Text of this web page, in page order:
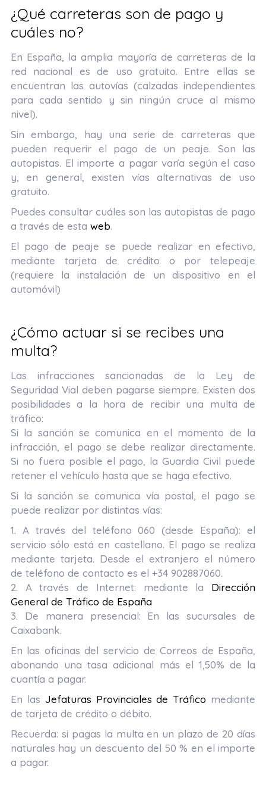
¿Qué carreteras son de pago y
cuáles no?
En España, la amplia mayoría de carreteras de la
red nacional es de uso gratuito. Entre ellas se
encuentran las autovías (calzadas independientes
para cada sentido y sin ningún cruce al mismo
nivel).
Sin embargo, hay una serie de carreteras que
pueden requerir el pago de un peaje. Son las
autopistas. El importe a pagar varía según el caso
y, en general, existen vías alternativas de uso
gratuito.
Puedes consultar cuáles son las autopistas de pago
a través de esta web.
El pago de peaje se puede realizar en efectivo,
mediante tarjeta de crédito o por telepeaje
(requiere la instalación de un dispositivo en el
automóvil)
¿Cómo actuar si se recibes una
multa?
Las infracciones sancionadas de la Ley de
Seguridad Vial deben pagarse siempre. Existen dos
posibilidades a la hora de recibir una multa de
tráfico:
Si la sanción se comunica en el momento de la
infracción, el pago se debe realizar directamente.
Si no fuera posible el pago, la Guardia Civil puede
retener el vehículo hasta que se haga efectivo.
Si la sanción se comunica vía postal, el pago se
puede realizar por distintas vías:
1. A través del teléfono 060 (desde España): el
servicio sólo está en castellano. El pago se realiza
mediante tarjeta. Desde el extranjero el número
de teléfono de contacto es el +34 902887060.
2. A través de Internet: mediante la Dirección
General de Tráfico de España
3. De manera presencial: En las sucursales de
Caixabank.
En las oficinas del servicio de Correos de España,
abonando una tasa adicional más el 1,50% de la
cuantía a pagar.
En las Jefaturas Provinciales de Tráfico mediante
de tarjeta de crédito o débito.
Recuerda: si pagas la multa en un plazo de 20 días
naturales hay un descuento del 50 % en el importe
a pagar.